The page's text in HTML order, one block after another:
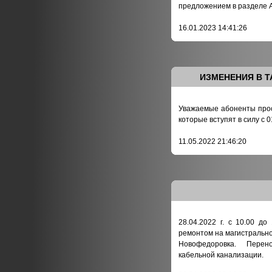
предложением в разделе
16.01.2023 14:41:26
ИЗМЕНЕНИЯ В
Уважаемые абоненты
которые вступят в силу с
11.05.2022 21:46:20
28.04.2022 г. с 10.00 до
ремонтом на
Новофедоровка.
кабельной канализации.